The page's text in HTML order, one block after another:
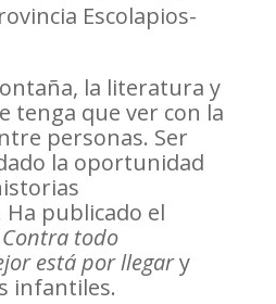
Escolapios-
la literatura y
tenga que ver con la
personas. Ser
la oportunidad
publicado el
Contra todo
está por llegary
infantiles.